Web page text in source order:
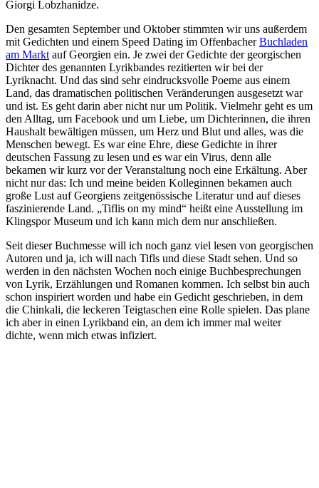
Giorgi Lobzhanidze.
Den gesamten September und Oktober stimmten wir uns außerdem
mit Gedichten und einem Speed Dating im OffenbacherBuchladen
am Markt auf Georgien ein. Je zwei der Gedichte der georgischen
Dichter des genannten Lyrikbandes rezitierten wir bei der
Lyriknacht. Und das sind sehr eindrucksvolle Poeme aus einem
Land, das dramatischen politischen Veränderungen ausgesetzt war
und ist. Es geht darin aber nicht nur um Politik. Vielmehr geht es um
den Alltag, um Facebook und um Liebe, um Dichterinnen, die ihren
Haushalt bewältigen müssen, um Herz und Blut und alles, was die
Menschen bewegt. Es war eine Ehre, diese Gedichte in ihrer
deutschen Fassung zu lesen und es war ein Virus, denn alle
bekamen wir kurz vor der Veranstaltung noch eine Erkältung. Aber
nicht nur das: Ich und meine beiden Kolleginnen bekamen auch
große Lust auf Georgiens zeitgenössische Literatur und auf dieses
faszinierende Land. „Tiflis on my mind“ heißt eine Ausstellung im
Klingspor Museum und ich kann mich dem nur anschließen.
Seit dieser Buchmesse will ich noch ganz viel lesen von georgischen
Autoren und ja, ich will nach Tifls und diese Stadt sehen. Und so
werden in den nächsten Wochen noch einige Buchbesprechungen
von Lyrik, Erzählungen und Romanen kommen. Ich selbst bin auch
schon inspiriert worden und habe ein Gedicht geschrieben, in dem
die Chinkali, die leckeren Teigtaschen eine Rolle spielen. Das plane
ich aber in einen Lyrikband ein, an dem ich immer mal weiter
dichte, wenn mich etwas infiziert.